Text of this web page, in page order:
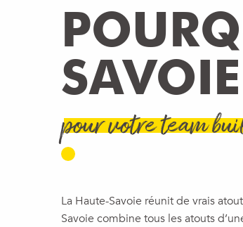
SAVOIE
pour votre team
La Haute-Savoie réunit de vrais
Savoie combine tous les atouts